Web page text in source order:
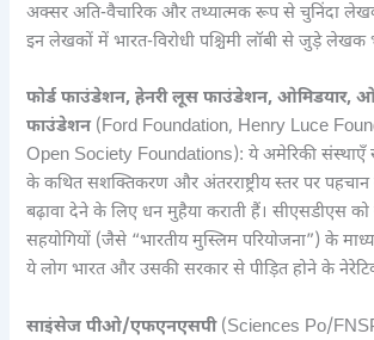
अक्सर अति-वैचारिक और तथ्यात्मक रूप से चुनिंदा
इन लेखकों में भारत-विरोधी पश्चिमी लॉबी से जुड़े लेखक
फोर्ड फाउंडेशन, हेनरी लूस फाउंडेशन, ओमिडयार,
फाउंडेशन(Ford Foundation, Henry Luce
Open Society Foundations): ये अमेरिकी संस्थाएँ
के कथित सशक्तिकरण और अंतरराष्ट्रीय स्तर पर पहचान
बढ़ावा देने के लिए धन मुहैया कराती हैं। सीएसडीएस
सहयोगियों (जैसे “भारतीय मुस्लिम परियोजना”) के
ये लोग भारत और उसकी सरकार से पीड़ित होने के
साइंसेज पीओ/एफएनएसपी(Sciences Po/